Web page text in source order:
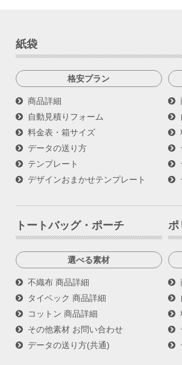
紙袋
格安プラン
商品詳細
自動見積りフォーム
料金表・箱サイズ
データの送り方
テンプレート
デザインおまかせテンプレート
トートバッグ・ポーチ
選べる素材
不織布 商品詳細
タイベック 商品詳細
コットン 商品詳細
その他素材 お問い合わせ
データの送り方(共通)
ポ